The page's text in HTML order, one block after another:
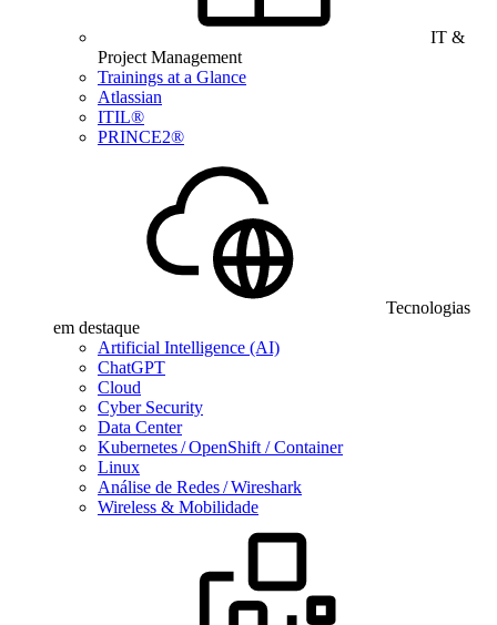
IT &
Project Management
Trainings at a Glance
Atlassian
ITIL®
PRINCE2®
Tecnologias
em destaque
Artificial Intelligence (AI)
ChatGPT
Cloud
Cyber Security
Data Center
Kubernetes / OpenShift / Container
Linux
Análise de Redes / Wireshark
Wireless & Mobilidade